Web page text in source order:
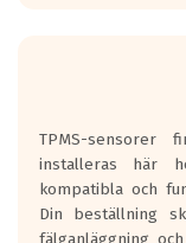
TPMS-
installeras här
kompatibla och
Din beställning
fälganläggning